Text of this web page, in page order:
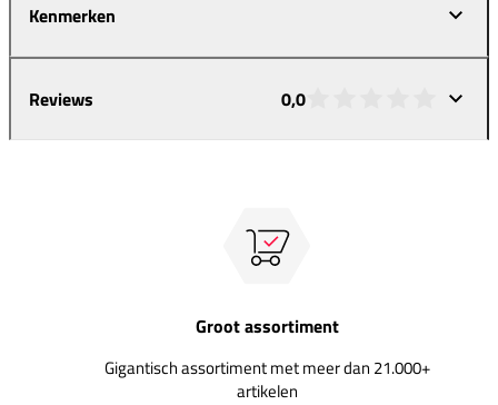
Kenmerken
Reviews 0,0
Groot assortiment
Gigantisch assortiment met meer dan 21.000+
artikelen